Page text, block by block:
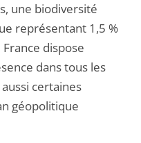
une biodiversité
représentant 1,5 %
dispose
dans tous les
certaines
géopolitique